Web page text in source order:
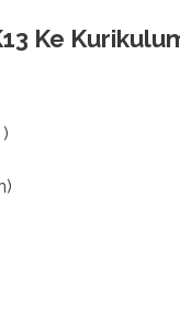
Ke